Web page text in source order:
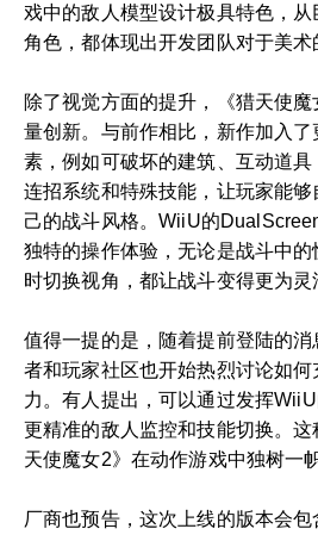
戏中的敌人模型设计极具特色，
角色，都体现出开发团队对于美术
除了视觉方面的提升，《猎天使
量创新。与前作相比，新作加入
素，例如可破坏的建筑、互动道
连招系统和特殊技能，让玩家能
己的战斗风格。WiiU的
独特的操作体验，无论是战斗中
时切换视角，都让战斗变得更为灵
值得一提的是，随着提前登陆的
者和玩家社区也开始热烈讨论如
力。有人提出，可以通过发挥
更精准的敌人监控和技能切换。
天使魔女2》在动作游戏中独树一帜
厂商也预告，这次上线的版本会